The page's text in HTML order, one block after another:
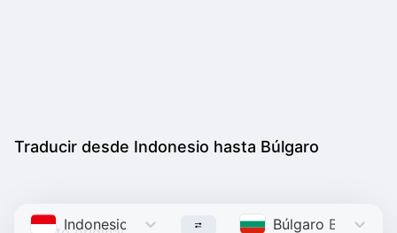
Traducir desde Indonesio hasta Búlgaro
Indonesio Indonesian Búlgaro Bulgarian